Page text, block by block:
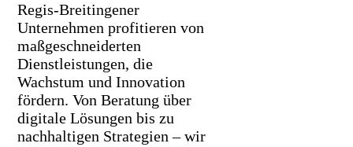
Regis-Breitingener
Unternehmen profitieren von
maßgeschneiderten
Dienstleistungen, die
Wachstum und Innovation
fördern. Von Beratung über
digitale Lösungen bis zu
nachhaltigen Strategien – wir